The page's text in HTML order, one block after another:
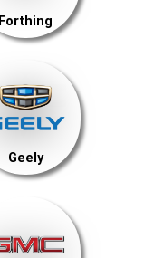
Forthing
Geely